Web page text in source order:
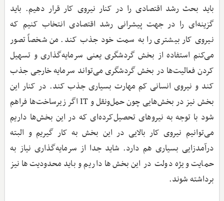
باید بحث رشد اقتصادی را در کنار نیروی کار قرار دهیم. باید
گزینه‌ای را در جهت پیشرانی رشد اقتصادی انتخاب کنیم که
نیروی کار بیشتری را به سمت خود جذب کند. من شخصاً تصور
می‌کنم استفاده از بخش گردشگری یعنی سرمایه‌گذاری و تسهیل
کردن فعالیت‌ها در بخش گردشگری می‌تواند سرمایه خارجی جذب
کند و نیروی انسانی کم مهارت بسیاری جذب کند. در کنار این
بخش نیز در بخش‌هایی چون حمل‌ونقل و IT اگر زیرساخت‌ها فراهم
شود با توجه به نیروهای تحصیل‌کرده‌ای که در این بخش‌ها داریم
می‌توانیم نیروی کار بالایی در این بخش به کار گیریم و البته
درآمدزایی بسیاری هم دارد. شاید جدا از سرمایه‌گذاری نیاز به
حمایت ویژه دولت در این بخش‌ها داریم و باید محدودیت‌ها نیز
برداشته شوند.